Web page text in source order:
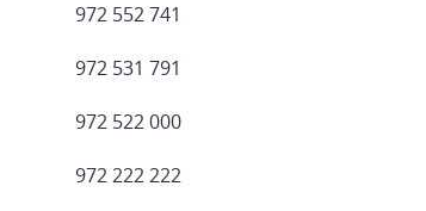
972 552 741
972 531 791
972 522 000
972 222 222